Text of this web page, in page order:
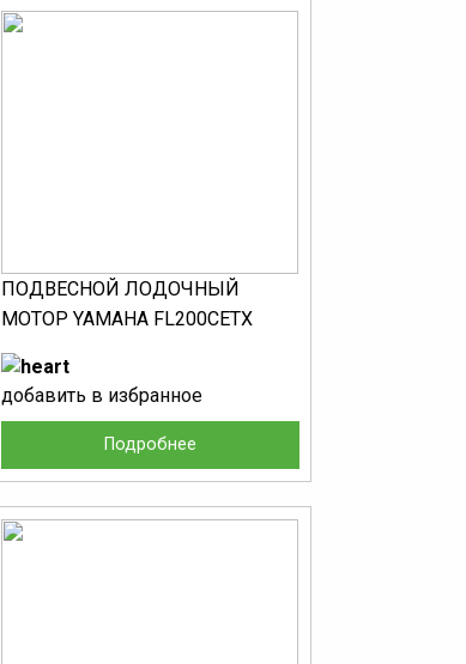
ПОДВЕСНОЙ ЛОДОЧНЫЙ
МОТОР YAMAHA FL200CETX
Подробнее
добавить в избранное